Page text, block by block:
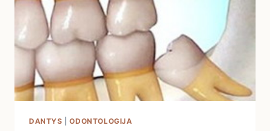
DANTYS |ODONTOLOGIJA